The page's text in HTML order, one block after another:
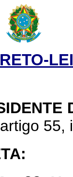
55,